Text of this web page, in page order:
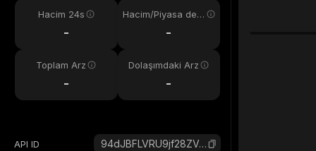
Hacim 24s
-
Hacim/Piyasa değ
-
Toplam Arz
-
Dolaşımdaki Arz
-
API ID 94dJBFLVRU9jf28ZVovUQYsVKm8RruciFC8MXkFDTTt8_solana